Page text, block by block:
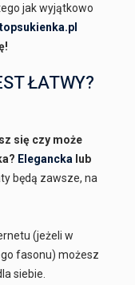
jak wyjątkowo
topsukienka.pl
ŁATWY?
się czy może
Elegancka lub
będą zawsze, na
(jeżeli w
fasonu) możesz
siebie.